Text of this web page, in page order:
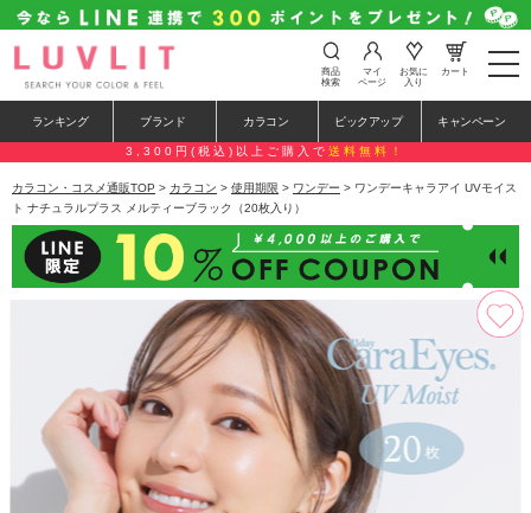
t
o
e
n
a
a
i
o
n
商品
検索
マイ
ページ
お気に
入り
カート
ランキング ブランド カラコン ピックアップ キャンペーン
3,300円(税込)以上ご購入で 送料無料！
カラコン・コスメ通販TOP > カラコン > 使用期限 > ワンデー > ワンデーキャラアイ UVモイス
ト ナチュラルプラス メルティーブラック（20枚入り）